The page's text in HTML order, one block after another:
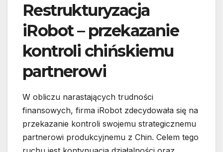
Restrukturyzacja
iRobot – przekazanie
kontroli chińskiemu
partnerowi
W obliczu narastających trudności
finansowych, firma iRobot zdecydowała się na
przekazanie kontroli swojemu strategicznemu
partnerowi produkcyjnemu z Chin. Celem tego